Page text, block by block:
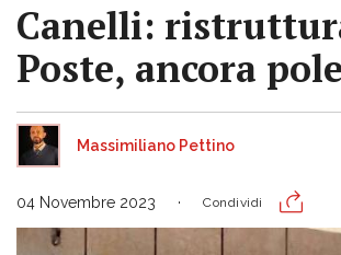
Canelli:
Poste, ancora
Massimiliano Pettino
04 Novembre 2023 Condividi